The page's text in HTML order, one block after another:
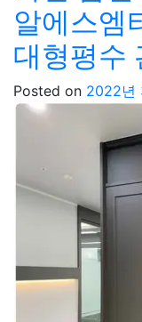
알에스엠
대형평수
Posted on 2022년